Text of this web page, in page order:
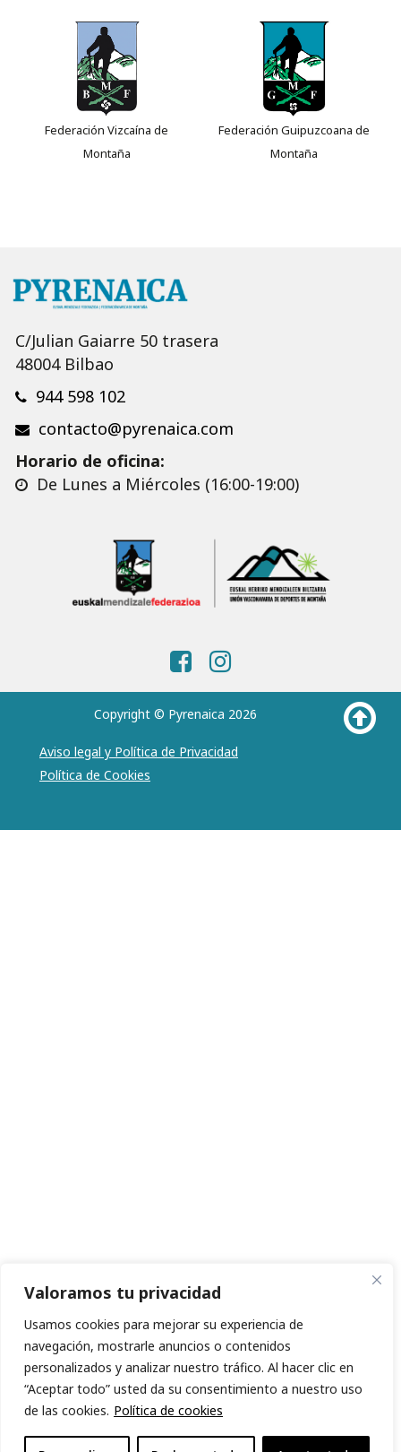
Valoramos tu privacidad
Usamos cookies para mejorar su experiencia de
navegación, mostrarle anuncios o contenidos
personalizados y analizar nuestro tráfico. Al hacer clic en
“Aceptar todo” usted da su consentimiento a nuestro uso
de las cookies. Política de cookies
Federación Vizcaína de
Montaña
Federación Guipuzcoana de
Montaña
C/Julian Gaiarre 50 trasera
48004 Bilbao
944 598 102
contacto@pyrenaica.com
Horario de oficina:
De Lunes a Miércoles (16:00-19:00)
Copyright © Pyrenaica 2026
Aviso legal y Política de Privacidad
Política de Cookies